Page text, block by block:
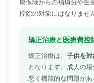
康保険からの補填分や生
控除の対象にはなりませ
矯正治療と医療費控
矯正治療は、 子供を
となります。成人の
悪く機能的な問題が